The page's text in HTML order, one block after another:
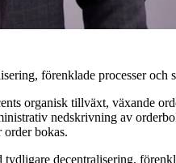
förenklade processer
organisk tillväxt, växande
nedskrivning av
order bokas.
decentralisering,